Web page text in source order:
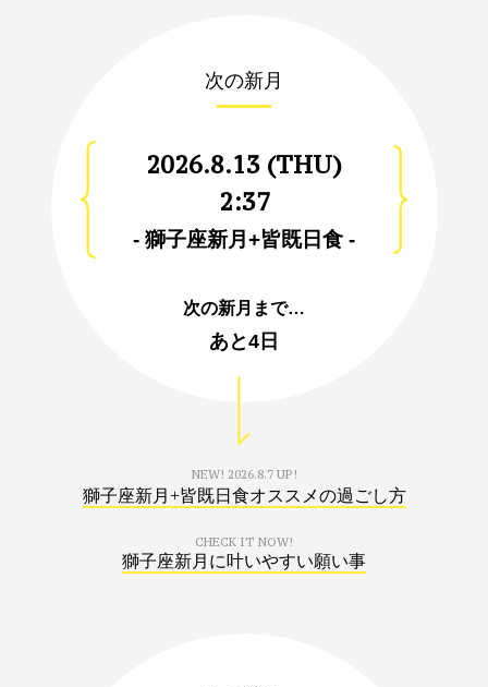
次の新月
2026.8.13 (THU)
2:37
- 獅子座新月+皆既日食 -
次の新月まで…
あと4日
NEW! 2026.8.7 UP!
獅子座新月+皆既日食オススメの過ごし方
CHECK IT NOW!
獅子座新月に叶いやすい願い事